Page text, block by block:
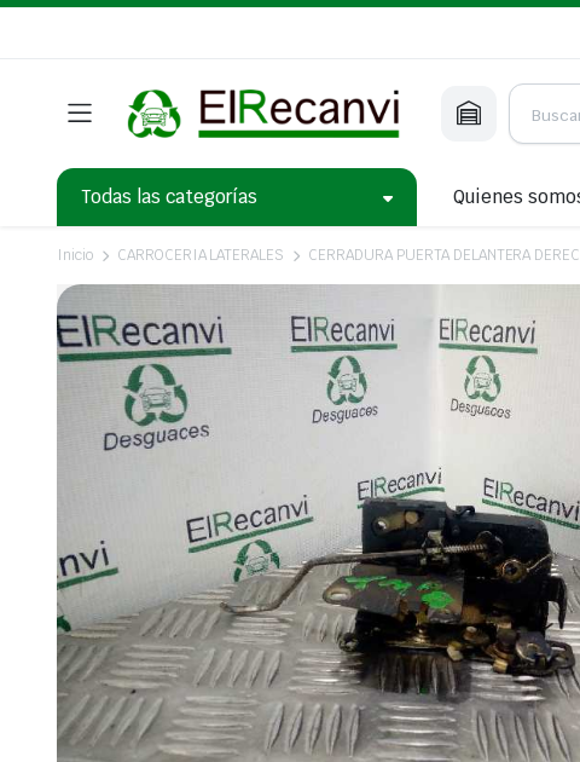
Todas las categorías Quienes
Inicio CARROCERIA LATERALES CERRADURA PUERTA DELANTERA